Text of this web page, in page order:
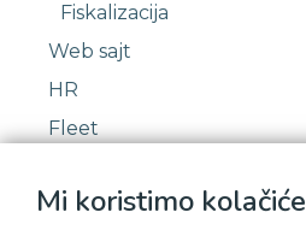
Mi koristimo kolačiće
Fiskalizacija
Web sajt
HR
Fleet
Korisničke grupe